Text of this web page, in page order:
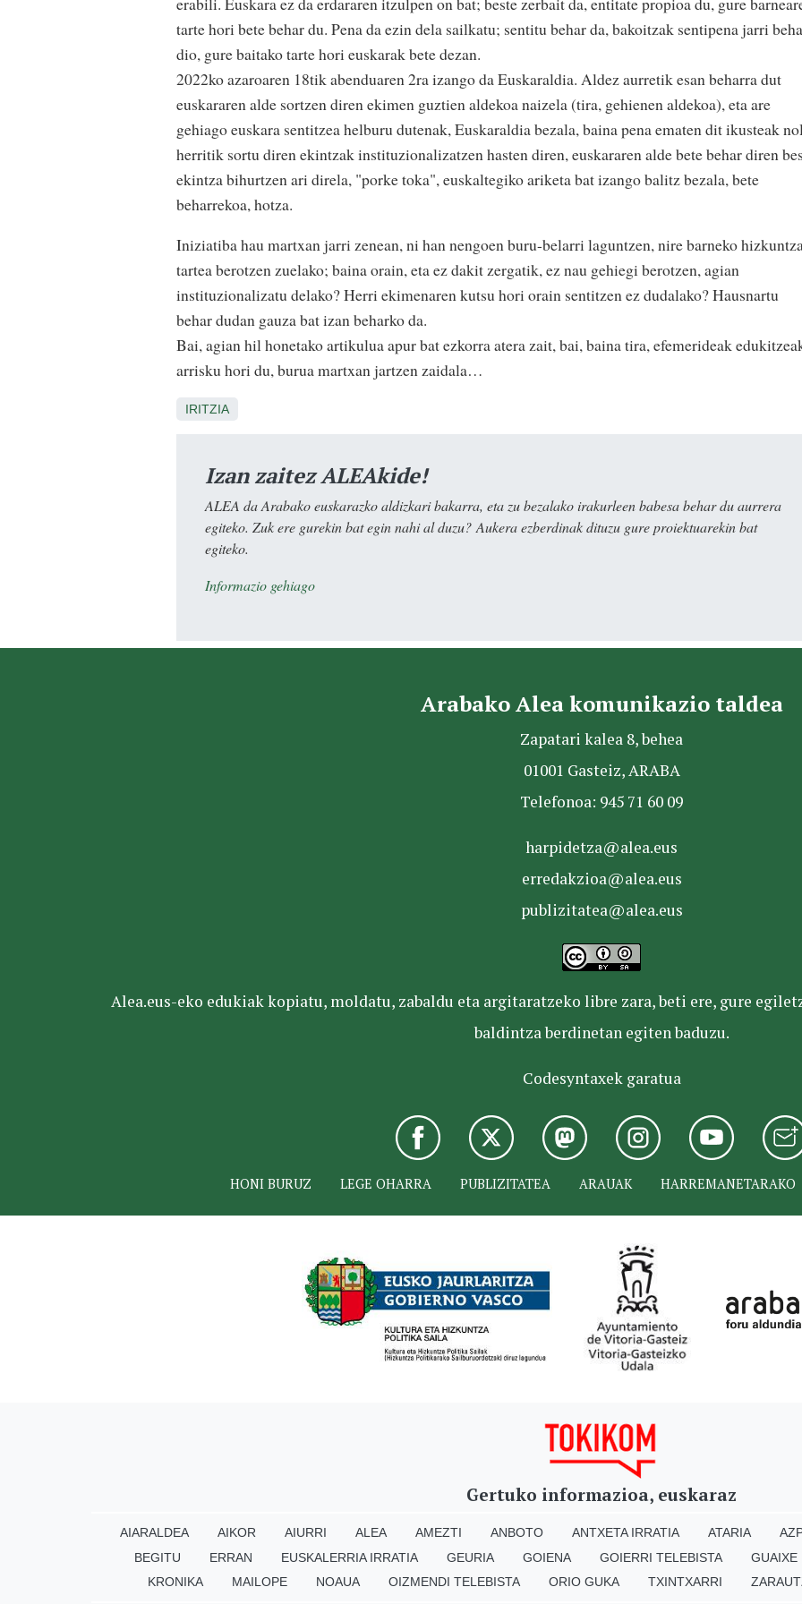
tarte hori bete behar du. Pena da ezin dela sailkatu; sentitu behar da, bakoitzak sentipena jarri
dio, gure baitako tarte hori euskarak bete dezan.
2022ko azaroaren 18tik abenduaren 2ra izango da Euskaraldia. Aldez aurretik esan beharra dut
euskararen alde sortzen diren ekimen guztien aldekoa naizela (tira, gehienen aldekoa), eta are
gehiago euskara sentitzea helburu dutenak, Euskaraldia bezala, baina pena ematen dit ikusteak
herritik sortu diren ekintzak instituzionalizatzen hasten diren, euskararen alde bete behar diren
ekintza bihurtzen ari direla, "porke toka", euskaltegiko ariketa bat izango balitz bezala, bete
beharrekoa, hotza.
Iniziatiba hau martxan jarri zenean, ni han nengoen buru-belarri laguntzen, nire barneko
tartea berotzen zuelako; baina orain, eta ez dakit zergatik, ez nau gehiegi berotzen, agian
instituzionalizatu delako? Herri ekimenaren kutsu hori orain sentitzen ez dudalako? Hausnartu
behar dudan gauza bat izan beharko da.
Bai, agian hil honetako artikulua apur bat ezkorra atera zait, bai, baina tira, efemerideak
arrisku hori du, burua martxan jartzen zaidala…
IRITZIA
Izan zaitez ALEAkide!
ALEA da Arabako euskarazko aldizkari bakarra, eta zu bezalako irakurleen babesa behar du aurrera
egiteko. Zuk ere gurekin bat egin nahi al duzu? Aukera ezberdinak dituzu gure proiektuarekin bat
egiteko.
Informazio gehiago
Arabako Alea komunikazio taldea
Zapatari kalea 8, behea
01001 Gasteiz, ARABA
Telefonoa: 945 71 60 09
harpidetza@alea.eus
erredakzioa@alea.eus
publizitatea@alea.eus
Alea.eus-eko edukiak kopiatu, moldatu, zabaldu eta argitaratzeko libre zara, beti ere, gure
baldintza berdinetan egiten baduzu.
Codesyntaxek garatua
HONI BURUZ LEGE OHARRA PUBLIZITATEA ARAUAK HARREMANETARAKO
Gertuko informazioa, euskaraz
AIARALDEA AIKOR AIURRI ALEA AMEZTI ANBOTO ANTXETA IRRATIA ATARIA
BEGITU
ERRAN EUSKALERRIA IRRATIA GEURIA GOIENA GOIERRI TELEBISTA
GUAIXE
KRONIKA
MAILOPE NOAUA OIZMENDI TELEBISTA ORIO GUKA TXINTXARRI